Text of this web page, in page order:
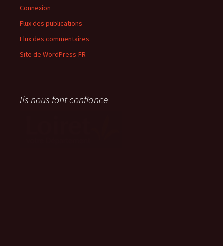
Connexion
Flux des publications
Flux des commentaires
Site de WordPress-FR
Ils nous font confiance